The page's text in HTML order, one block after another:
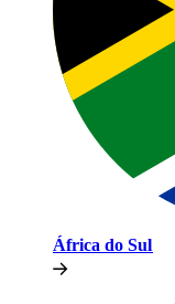
África do Sul​​